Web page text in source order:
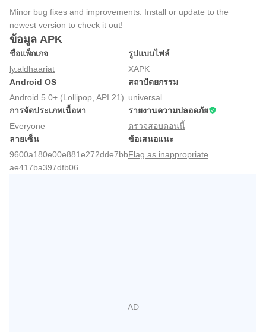
Minor bug fixes and improvements. Install or update to the
newest version to check it out!
ข้อมูล APK
ชื่อแพ็กเกจ
ly.aldhaariat
รูปแบบไฟล์
XAPK
Android OS
Android 5.0+ (Lollipop, API 21)
สถาปัตยกรรม
universal
การจัดประเภทเนื้อหา
Everyone
รายงานความปลอดภัย
ตรวจสอบตอนนี้
ลายเซ็น
9600a180e00e881e272dde7bb
ae417ba397dfb06
ข้อเสนอแนะ
Flag as inappropriate